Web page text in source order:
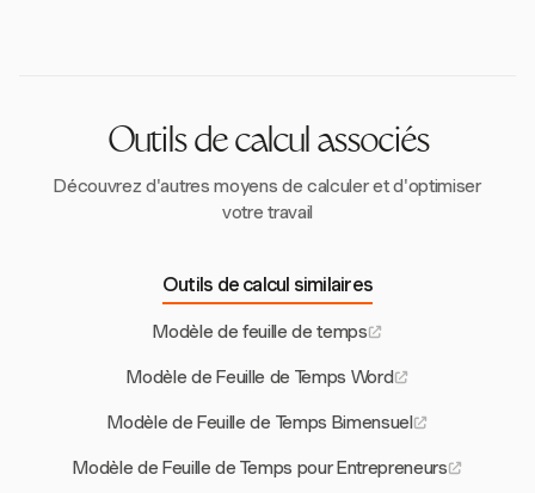
Outils de calcul associés
Découvrez d'autres moyens de calculer et d'optimiser
votre travail
Outils de calcul similaires
Modèle de feuille de temps
Modèle de Feuille de Temps Word
Modèle de Feuille de Temps Bimensuel
Modèle de Feuille de Temps pour Entrepreneurs